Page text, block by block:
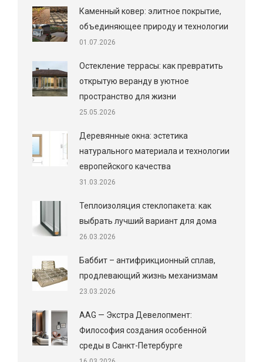
Каменный ковер: элитное покрытие,
объединяющее природу и технологии
01.07.2026
Остекление террасы: как превратить
открытую веранду в уютное
пространство для жизни
25.05.2026
Деревянные окна: эстетика
натурального материала и технологии
европейского качества
31.03.2026
Теплоизоляция стеклопакета: как
выбрать лучший вариант для дома
26.03.2026
Баббит – антифрикционный сплав,
продлевающий жизнь механизмам
23.03.2026
AAG — Экстра Девелопмент:
Философия создания особенной
среды в Санкт-Петербурге